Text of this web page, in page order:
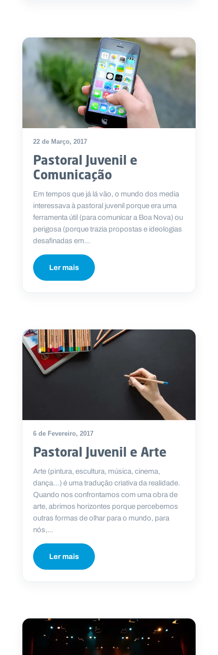
22 de Março, 2017
Pastoral Juvenil e
Comunicação
Em tempos que já lá vão, o mundo dos media
interessava à pastoral juvenil porque era uma
ferramenta útil (para comunicar a Boa Nova) ou
perigosa (porque trazia propostas e ideologias
desafinadas em...
Ler mais
6 de Fevereiro, 2017
Pastoral Juvenil e Arte
Arte (pintura, escultura, música, cinema,
dança…) é uma tradução criativa da realidade.
Quando nos confrontamos com uma obra de
arte, abrimos horizontes porque percebemos
outras formas de olhar para o mundo, para
nós,...
Ler mais